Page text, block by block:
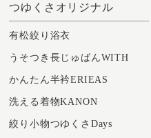
つゆくさオリジナル
有松絞り浴衣
うそつき長じゅばんWITH
かんたん半衿ERIEAS
洗える着物KANON
絞り小物つゆくさDays